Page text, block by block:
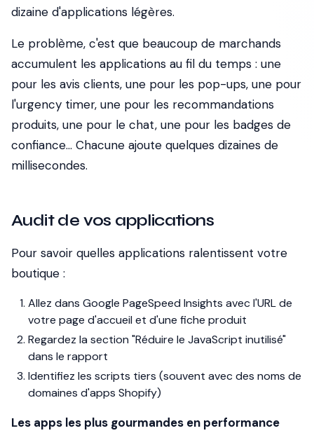
dizaine d'applications légères.
Le problème, c'est que beaucoup de marchands
accumulent les applications au fil du temps : une
pour les avis clients, une pour les pop-ups, une pour
l'urgency timer, une pour les recommandations
produits, une pour le chat, une pour les badges de
confiance... Chacune ajoute quelques dizaines de
millisecondes.
Audit de vos applications
Pour savoir quelles applications ralentissent votre
boutique :
Allez dans Google PageSpeed Insights avec l'URL de
votre page d'accueil et d'une fiche produit
Regardez la section "Réduire le JavaScript inutilisé"
dans le rapport
Identifiez les scripts tiers (souvent avec des noms de
domaines d'apps Shopify)
Les apps les plus gourmandes en performance